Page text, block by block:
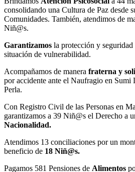
consolidando una Cultura de Paz desde
Comunidades. También, atendimos de
Niñ@s.
Garantizamos la protección y
situación de vulnerabilidad.
Acompañamos de manera fraterna y
por accidente ante el Naufragio en Sumi
Perla.
Con Registro Civil de las Personas en
garantizamos a 39 Niñ@s el Derecho a
Nacionalidad.
Atendimos 13 conciliaciones por un
beneficio de 18 Niñ@s.
Pagamos 581 Pensiones de Alimentos